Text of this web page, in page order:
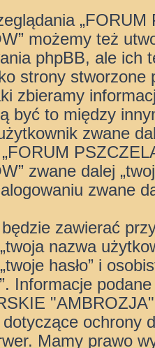
możemy też
phpBB, ale ich
strony stworzone
zbieramy
być to między
zwane
„FORUM
zwane dalej
zwane
zawierać
nazwa
hasło” i
Informacje
ochrony
Mamy prawo